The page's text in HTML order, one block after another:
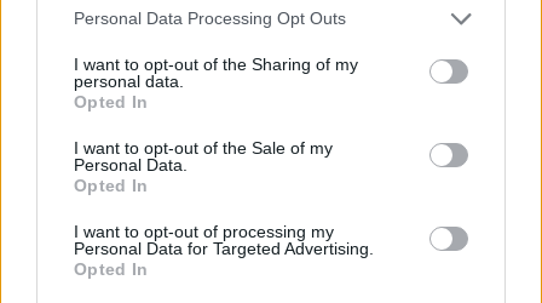
Personal Data Processing Opt Outs
I want to opt-out of the Sharing of my
personal data.
Opted In
I want to opt-out of the Sale of my
Personal Data.
Opted In
I want to opt-out of processing my
Personal Data for Targeted Advertising.
Opted In
júl 2024
jún 2024
marec 2024
február 2024
január 2024